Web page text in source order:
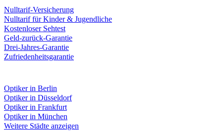
Nulltarif-Versicherung
Nulltarif für Kinder & Jugendliche
Kostenloser Sehtest
Geld-zurück-Garantie
Drei-Jahres-Garantie
Zufriedenheitsgarantie
Optiker in Berlin
Optiker in Düsseldorf
Optiker in Frankfurt
Optiker in München
Weitere Städte anzeigen